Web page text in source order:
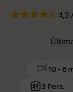
4,3
10 - 6
3 Pers.